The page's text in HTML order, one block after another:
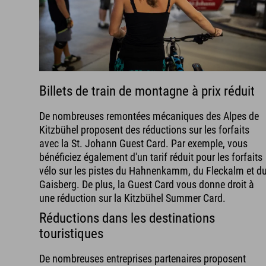
Billets de train de montagne à prix réduit
De nombreuses remontées mécaniques des Alpes de
Kitzbühel proposent des réductions sur les forfaits
avec la St. Johann Guest Card. Par exemple, vous
bénéficiez également d'un tarif réduit pour les forfaits
vélo sur les pistes du Hahnenkamm, du Fleckalm et
Gaisberg. De plus, la Guest Card vous donne droit à
une réduction sur la Kitzbühel Summer Card.
Réductions dans les destinations
touristiques
De nombreuses entreprises partenaires proposent